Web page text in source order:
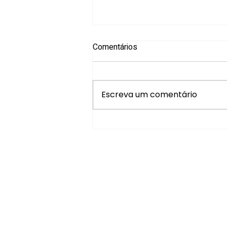
Comentários
Escreva um comentário